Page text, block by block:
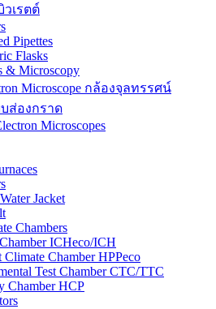
วเรตต์
Pipettes
Flasks
& Microscopy
Microscope กล้องจุลทรรศน์
ส่องกราด
Microscopes
Jacket
Chambers
ICHeco/ICH
Climate Chamber HPPeco
Test Chamber CTC/TTC
Chamber HCP